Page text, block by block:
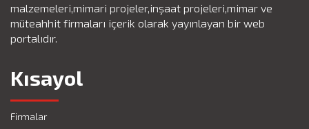
malzemeleri,mimari projeler,inşaat projeleri,mimar ve
müteahhit firmaları içerik olarak yayınlayan bir web
portalıdır.
Kısayol
Firmalar